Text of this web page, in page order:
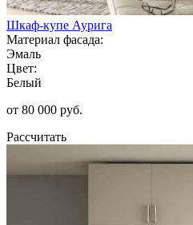
Шкаф-купе Аурига
Материал фасада:
Эмаль
Цвет:
Белый
от 80 000 руб.
Рассчитать